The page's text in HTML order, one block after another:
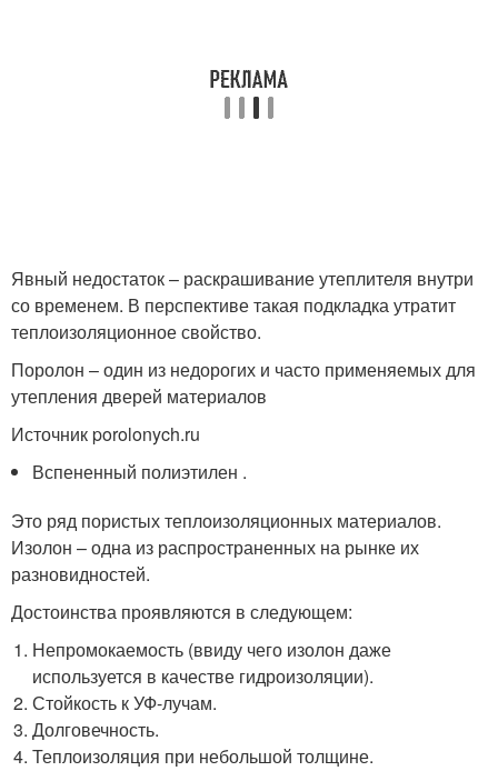
Явный недостаток – раскрашивание утеплителя внутри
со временем. В перспективе такая подкладка утратит
теплоизоляционное свойство.
Поролон – один из недорогих и часто применяемых для
утепления дверей материалов
Источник porolonych.ru
Вспененный полиэтилен .
Это ряд пористых теплоизоляционных материалов.
Изолон – одна из распространенных на рынке их
разновидностей.
Достоинства проявляются в следующем:
Непромокаемость (ввиду чего изолон даже
используется в качестве гидроизоляции).
Стойкость к УФ-лучам.
Долговечность.
Теплоизоляция при небольшой толщине.